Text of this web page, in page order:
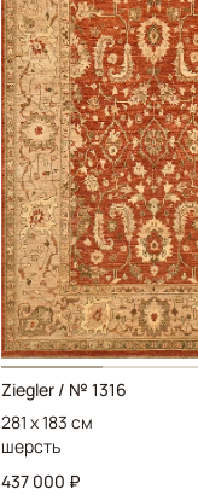
Ziegler / № 1316
281 x 183 см
шерсть
437 000 ₽